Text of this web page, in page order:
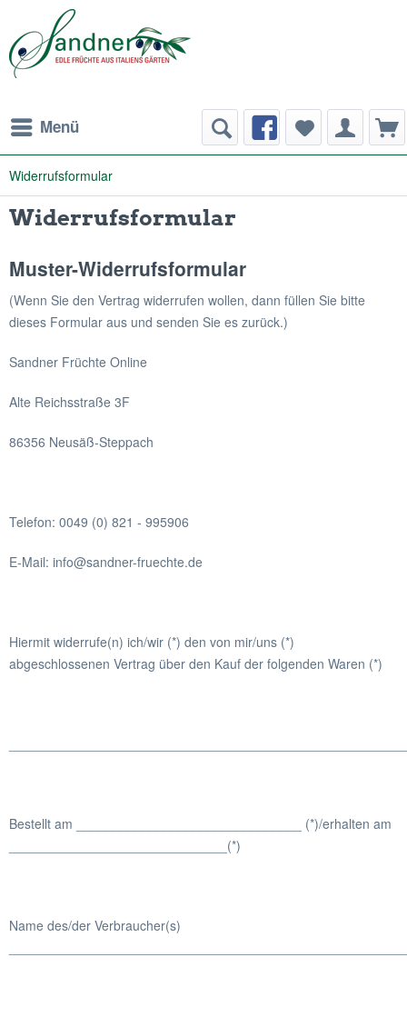
Menü
Widerrufsformular
Widerrufsformular
Muster-Widerrufsformular
(Wenn Sie den Vertrag widerrufen wollen, dann füllen Sie bitte
dieses Formular aus und senden Sie es zurück.)
Sandner Früchte Online
Alte Reichsstraße 3F
86356 Neusäß-Steppach
Telefon: 0049 (0) 821 - 995906
E-Mail: info@sandner-fruechte.de
Hiermit widerrufe(n) ich/wir (*) den von mir/uns (*)
abgeschlossenen Vertrag über den Kauf der folgenden Waren (*)
Bestellt am _______________________________ (*)/erhalten am
______________________________(*)
Name des/der Verbraucher(s)